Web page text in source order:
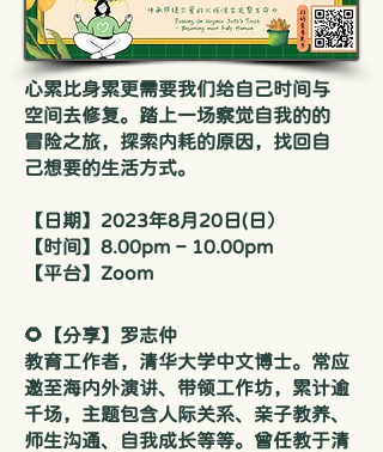
心累比身累更需要我们给自己时间与
空间去修复。踏上一场察觉自我的的
冒险之旅，探索内耗的原因，找回自
己想要的生活方式。
【日期】2023年8月20日(日）
【时间】8.00pm – 10.00pm
【平台】Zoom
🌻【分享】罗志仲
教育工作者，清华大学中文博士。常应
邀至海内外演讲、带领工作坊，累计逾
千场，主题包含人际关系、亲子教养、
师生沟通、自我成长等等。曾任教于清